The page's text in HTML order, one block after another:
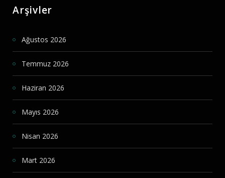
Arşivler
Ağustos 2026
Temmuz 2026
Haziran 2026
Mayıs 2026
Nisan 2026
Mart 2026